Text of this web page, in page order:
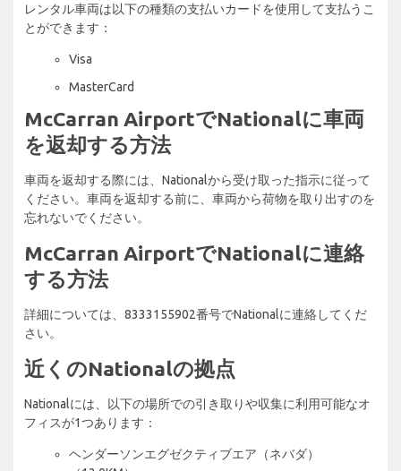
レンタル車両は以下の種類の支払いカードを使用して支払うこ
とができます：
Visa
MasterCard
McCarran AirportでNationalに車両
を返却する方法
車両を返却する際には、Nationalから受け取った指示に従って
ください。車両を返却する前に、車両から荷物を取り出すのを
忘れないでください。
McCarran AirportでNationalに連絡
する方法
詳細については、8333155902番号でNationalに連絡してくだ
さい。
近くのNationalの拠点
Nationalには、以下の場所での引き取りや収集に利用可能なオ
フィスが1つあります：
ヘンダーソンエグゼクティブエア（ネバダ）